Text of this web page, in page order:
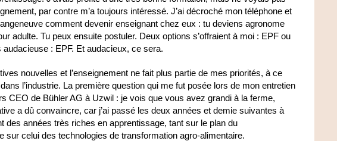
par contre m’a toujours intéressé. J’ai décroché mon téléphone et
comment devenir enseignant chez eux : tu deviens agronome
adulte. Tu peux ensuite postuler. Deux options s’offraient à moi : EPF ou
audacieuse : EPF. Et audacieux, ce sera.
nouvelles et l’enseignement ne fait plus partie de mes priorités, à ce
l’industrie. La première question qui me fut posée lors de mon entretien
CEO de Bühler AG à Uzwil : je vois que vous avez grandi à la ferme,
a dû convaincre, car j’ai passé les deux années et demie suivantes à
années très riches en apprentissage, tant sur le plan du
sur celui des technologies de transformation agro-alimentaire.